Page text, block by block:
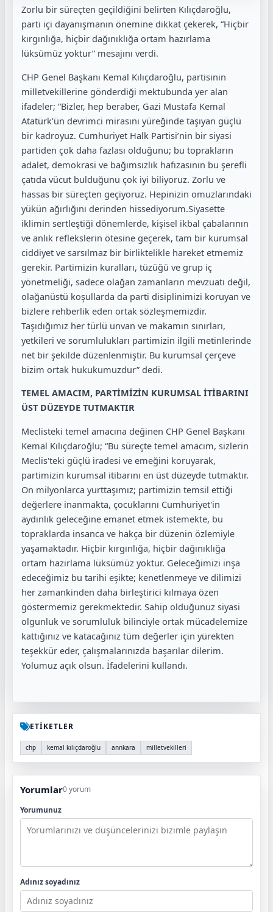
Zorlu bir süreçten geçildiğini belirten Kılıçdaroğlu,
parti içi dayanışmanın önemine dikkat çekerek, “Hiçbir
kırgınlığa, hiçbir dağınıklığa ortam hazırlama
lüksümüz yoktur” mesajını verdi.
CHP Genel Başkanı Kemal Kılıçdaroğlu, partisinin
milletvekillerine gönderdiği mektubunda yer alan
ifadeler; “Bizler, hep beraber, Gazi Mustafa Kemal
Atatürk'ün devrimci mirasını yüreğinde taşıyan güçlü
bir kadroyuz. Cumhuriyet Halk Partisi’nin bir siyasi
partiden çok daha fazlası olduğunu; bu toprakların
adalet, demokrasi ve bağımsızlık hafızasının bu şerefli
çatıda vücut bulduğunu çok iyi biliyoruz. Zorlu ve
hassas bir süreçten geçiyoruz. Hepinizin omuzlarındaki
yükün ağırlığını derinden hissediyorum.Siyasette
iklimin sertleştiği dönemlerde, kişisel ikbal çabalarının
ve anlık reflekslerin ötesine geçerek, tam bir kurumsal
ciddiyet ve sarsılmaz bir birliktelikle hareket etmemiz
gerekir. Partimizin kuralları, tüzüğü ve grup iç
yönetmeliği, sadece olağan zamanların mevzuatı değil,
olağanüstü koşullarda da parti disiplinimizi koruyan ve
bizlere rehberlik eden ortak sözleşmemizdir.
Taşıdığımız her türlü unvan ve makamın sınırları,
yetkileri ve sorumlulukları partimizin ilgili metinlerinde
net bir şekilde düzenlenmiştir. Bu kurumsal çerçeve
bizim ortak hukukumuzdur” dedi.
TEMEL AMACIM, PARTİMİZİN KURUMSAL İTİBARINI
ÜST DÜZEYDE TUTMAKTIR
Meclisteki temel amacına değinen CHP Genel Başkanı
Kemal Kılıçdaroğlu; “Bu süreçte temel amacım, sizlerin
Meclis'teki güçlü iradesi ve emeğini koruyarak,
partimizin kurumsal itibarını en üst düzeyde tutmaktır.
On milyonlarca yurttaşımız; partimizin temsil ettiği
değerlere inanmakta, çocuklarını Cumhuriyet'in
aydınlık geleceğine emanet etmek istemekte, bu
topraklarda insanca ve hakça bir düzenin özlemiyle
yaşamaktadır. Hiçbir kırgınlığa, hiçbir dağınıklığa
ortam hazırlama lüksümüz yoktur. Geleceğimizi inşa
edeceğimiz bu tarihi eşikte; kenetlenmeye ve dilimizi
her zamankinden daha birleştirici kılmaya özen
göstermemiz gerekmektedir. Sahip olduğunuz siyasi
olgunluk ve sorumluluk bilinciyle ortak mücadelemize
kattığınız ve katacağınız tüm değerler için yürekten
teşekkür eder, çalışmalarınızda başarılar dilerim.
Yolumuz açık olsun. İfadelerini kullandı.
ETİKETLER
chp kemal kılıçdaroğlu annkara milletvekilleri
Yorumlar0 yorum
Yorumunuz
Adınız soyadınız